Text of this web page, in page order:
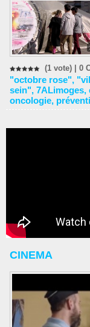
(1 vote) | 0
"octobre rose",
sein", 7ALimoges,
oncologie,
CINEMA